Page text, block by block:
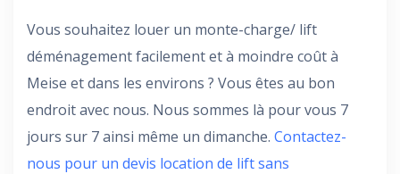
Vous souhaitez louer un monte-charge/ lift
déménagement facilement et à moindre coût à
Meise et dans les environs ? Vous êtes au bon
endroit avec nous. Nous sommes là pour vous 7
jours sur 7 ainsi même un dimanche. Contactez-
nous pour un devis location de lift sans